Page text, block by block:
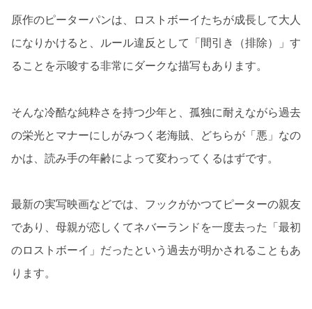
原作のピーターパンは、ロストボーイたちが成長して大人
になりかけると、ルール違反として「間引き（排除）」す
ることを示唆する非常にダークな描写もあります。
そんな冷酷な純粋さを持つ少年と、孤独に耐えながら過去
の栄光とマナーにしがみつく老海賊、どちらが「悪」なの
かは、読み手の年齢によって変わってくるはずです。
最新の実写映画などでは、フックがかつてピーターの親友
であり、母親が恋しくてネバーランドを一度去った「最初
のロストボーイ」だったという過去が明かされることもあ
ります。